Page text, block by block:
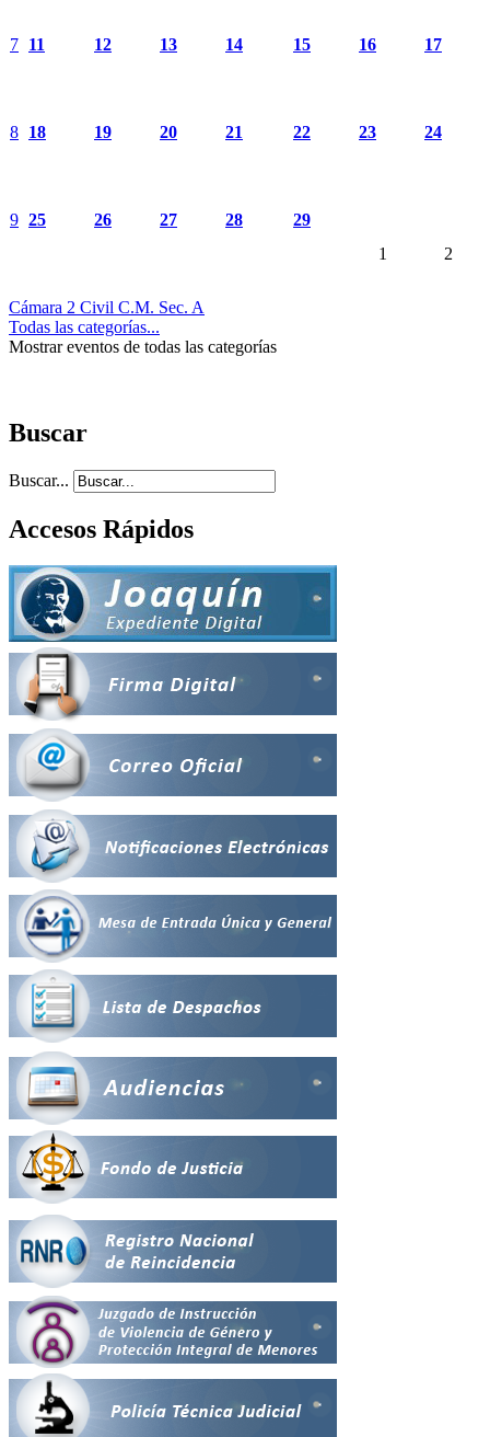
7 11 12 13 14 15 16 17
8 18 19 20 21 22 23 24
9 25 26 27 28
29
1
2
Cámara 2 Civil C.M. Sec. A
Todas las categorías...
Mostrar eventos de todas las categorías
Buscar
Buscar...
Accesos Rápidos